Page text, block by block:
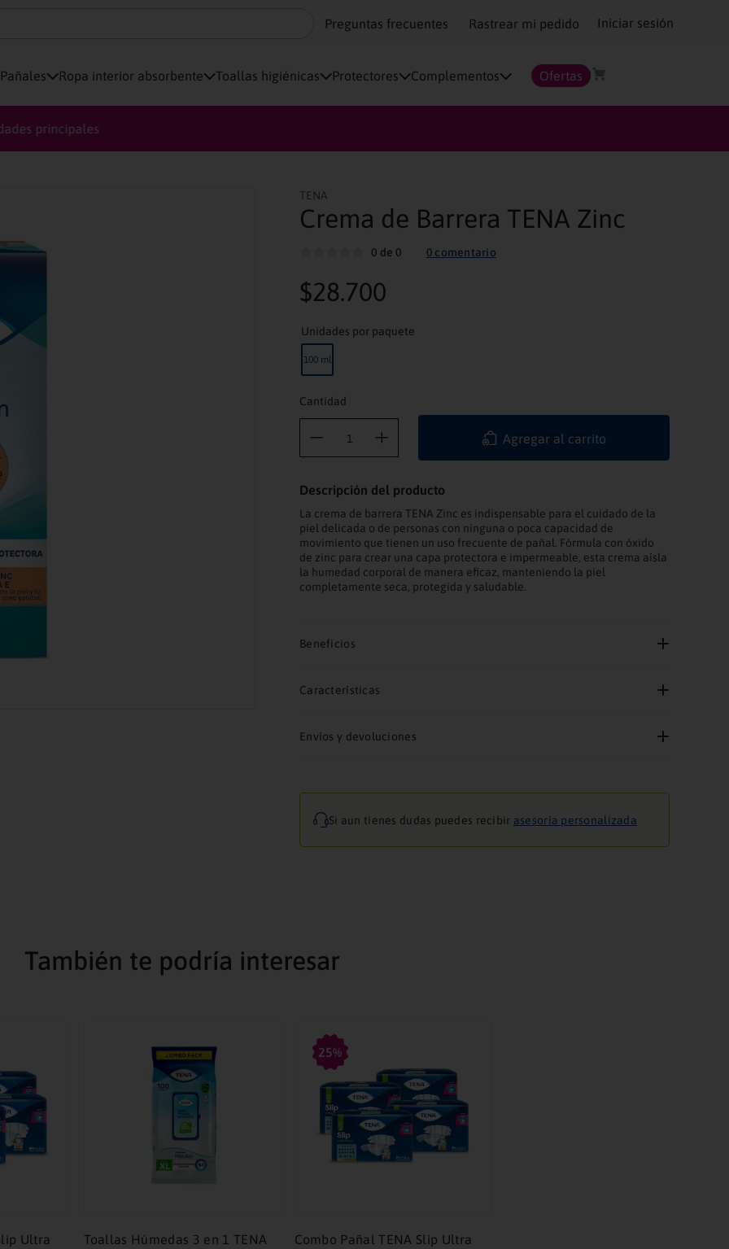
Preguntas frecuentes Rastrear mi pedido Iniciar sesión
Pañales Ropa interior absorbente Toallas higiénicas Protectores Complementos Ofertas
Productos y presentaciones exclusivas
TENA
Crema de Barrera TENA Zinc
0 de 0 0 comentario
$28.700
100 ml
Cantidad
Agregar al carrito
Descripción del producto
La crema de barrera TENA Zinc es indispensable para el cuidado de la
piel delicada o de personas con ninguna o poca capacidad de
movimiento que tienen un uso frecuente de pañal. Fórmula con óxido
de zinc para crear una capa protectora e impermeable, esta crema aísla
la humedad corporal de manera eficaz, manteniendo la piel
completamente seca, protegida y saludable.
Beneficios
Características
Envíos y devoluciones
Si aun tienes dudas puedes recibir asesoría personalizada
También te podría interesar
Ultra Toallas Húmedas 3 en 1 TENA
25%
Combo Pañal TENA Slip Ultra